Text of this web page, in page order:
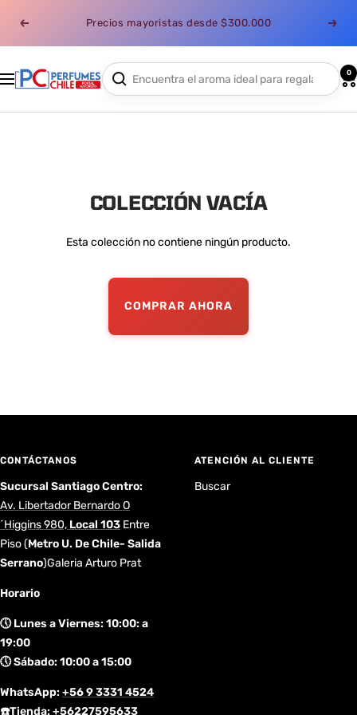
contenido
Anterior
Precios mayoristas desde $300.000
Navigación
Perfumes
0
COLECCIÓN VACÍA
Esta colección no contiene ningún producto.
COMPRAR AHORA
CONTÁCTANOS
Sucursal Santiago Centro:
Av. Libertador Bernardo O
´Higgins 980, Local 103 Entre
Piso(Metro U. De Chile- Salida
Serrano)Galeria Arturo Prat
Horario
🕔 Lunes a Viernes: 10:00: a
19:00
🕔 Sábado: 10:00 a 15:00
WhatsApp:+56 9 3331 4524
☎️Tienda: +56227595633
ATENCIÓN AL CLIENTE
Buscar